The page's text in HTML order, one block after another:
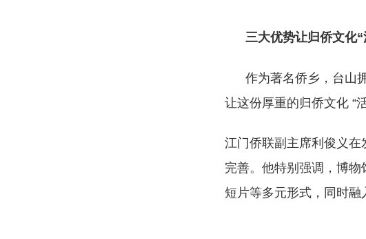
三大优势让归侨文化
作为著名侨乡，台山
让这份厚重的归侨文化 “活
江门侨联副主席利俊义
完善。他特别强调，博
短片等多元形式，同时融